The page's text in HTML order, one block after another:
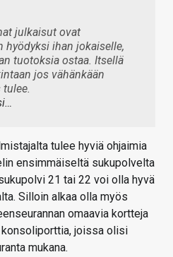
julkaisut ovat
ihan jokaiselle,
tuotoksia ostaa. Itsellä
jos vähänkään
tulee hyviä ohjaimia
ensimmäiseltä sukupolvelta
21 tai 22 voi olla hyvä
Silloin alkaa olla myös
omaavia kortteja
joissa olisi
mukana.